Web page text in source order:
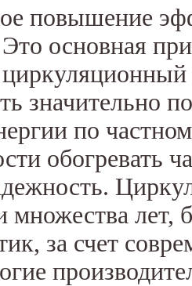
повышение
основная
циркуляционный
значительно
по
обогревать
множества лет,
за счет